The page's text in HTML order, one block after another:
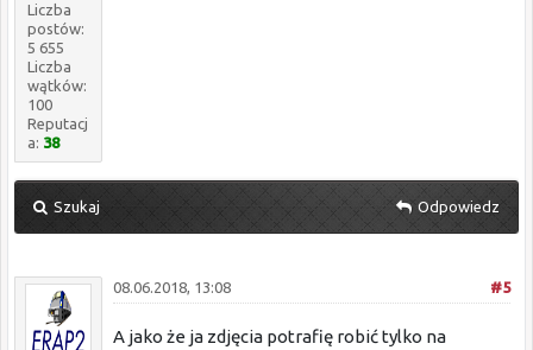
Liczba
postów:
5 655
Liczba
wątków:
100
Reputacj
a: 38
Szukaj Odpowiedz
#5
08.06.2018, 13:08
A jako że ja zdjęcia potrafię robić tylko na